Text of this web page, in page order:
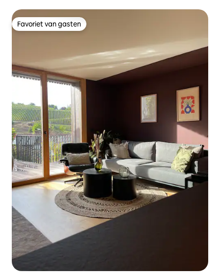
Favoriet van gasten
Favoriet van gasten